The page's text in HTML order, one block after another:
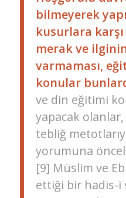
bilmeyerek
kusurlara karşı
merak ve
varmaması,
konular
ve din eğitimi
yapacak olanlar,
tebliğ
yorumuna
[9] Müslim ve
ettiği bir hadis-i